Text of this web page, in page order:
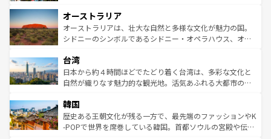
部のニューオーリンズでは、音楽と美食が融合した独特の
文化が魅力。旅行者はアメリカの各地域で異なる魅力を楽
しみながら、その多様性と豊かな歴史を感じることができ
ならではの贅沢な旅のスタイルだ。 なお、新着のアメリカ
情報はコンテンツ一覧を参照してほしい。
ワイ島は見逃せない。また、定番の観光地といえばオアフ
島だが、静かな自然を求めるならマウイ島やカウアイ島が
おすすめ。エメラルドグリーンに輝く海をはじめ、豊かな
れるおもてなしの心で訪れる人々を迎えてくれるハワイの
人々、おいしいローカルフードやハワイアンミュージッ
ク、伝統的なフラダンスなど、すべてがハワイの魅力を彩
ワイを、存分に味わってほしい。 なお、新着のハワイ情報
はコンテンツ一覧を参照してほしい。
オーストラリア
オーストラリアは、壮大な自然と多様な文化が魅力の国。
シドニーのシンボルであるシドニー・オペラハウス、オー
リアリーフや大陸中央部にそびえるウルル（エアーズロッ
ク）、タスマニアの美しい原生林やケアンズの熱帯雨林な
ど、見どころがたくさん。また、カフェやワイン、オージ
いる。アクティビティも充実しており、サーフィンやダイ
ビング、ハイキングなど、アウトドア好きにはたまらな
い。オーストラリアの多彩な魅力を存分に味わいつくそ
台湾
日本から約４時間ほどでたどり着く台湾は、多彩な文化と
自然が織りなす魅力的な観光地。活気あふれる大都市の台
ン）、静ひつな山岳地帯である台湾東部など、都市の喧騒
と山間の静けさが共存しており、訪れる人に新しい発見と
驚きをもたらしてくれる。また、奥深い台湾の食文化も魅
韓国
歴史ある王朝文化が残る一方で、最先端のファッションやK
-POPで世界を席巻している韓国。首都ソウルの宮殿や伝統